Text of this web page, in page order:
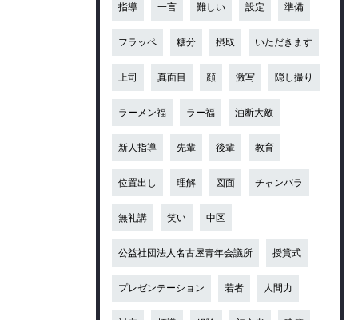
指導 一言 難しい 設定 準備
フラッペ 糖分 摂取 いただきます
上司 真面目 顔 激写 隠し撮り
ラーメン福 ラー福 油断大敵
新人指導 先輩 後輩 教育
位置出し 理解 図面 チャンバラ
無礼講 笑い 中区
公益社団法人名古屋青年会議所 授賞式
プレゼンテーション 若者 人間力